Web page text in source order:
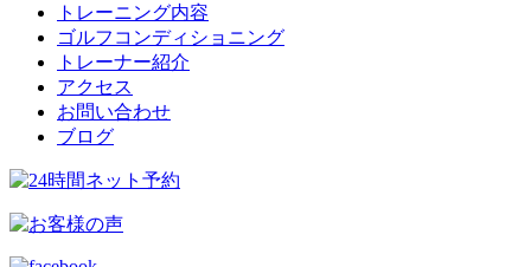
トレーニング内容
ゴルフコンディショニング
トレーナー紹介
アクセス
お問い合わせ
ブログ